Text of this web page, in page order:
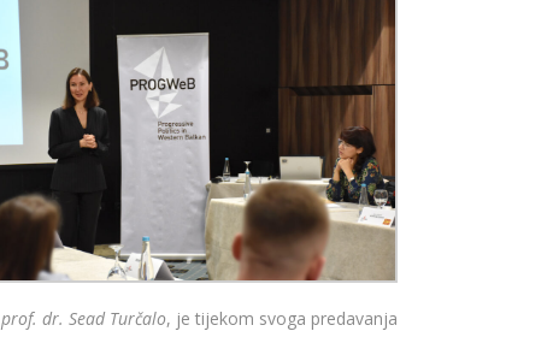
prof. dr. Sead Turčalo, je tijekom svoga predavanja